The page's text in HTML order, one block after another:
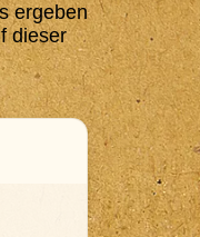
ergeben
dieser